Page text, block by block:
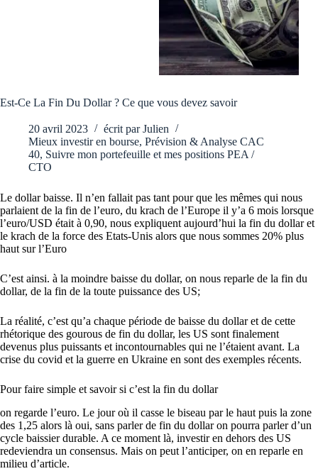
Est-Ce La Fin Du Dollar ? Ce que vous devez savoir
20 avril 2023 écrit par Julien
Mieux investir en bourse, Prévision & Analyse CAC
40, Suivre mon portefeuille et mes positions PEA /
CTO
Le dollar baisse. Il n’en fallait pas tant pour que les mêmes qui nous
parlaient de la fin de l’euro, du krach de l’Europe il y’a 6 mois lorsque
l’euro/USD était à 0,90, nous expliquent aujourd’hui la fin du dollar et
le krach de la force des Etats-Unis alors que nous sommes 20% plus
haut sur l’Euro
C’est ainsi. à la moindre baisse du dollar, on nous reparle de la fin du
dollar, de la fin de la toute puissance des US;
La réalité, c’est qu’a chaque période de baisse du dollar et de cette
rhétorique des gourous de fin du dollar, les US sont finalement
devenus plus puissants et incontournables qui ne l’étaient avant. La
crise du covid et la guerre en Ukraine en sont des exemples récents.
Pour faire simple et savoir si c’est la fin du dollar
on regarde l’euro. Le jour où il casse le biseau par le haut puis la zone
des 1,25 alors là oui, sans parler de fin du dollar on pourra parler d’un
cycle baissier durable. A ce moment là, investir en dehors des US
redeviendra un consensus. Mais on peut l’anticiper, on en reparle en
milieu d’article.